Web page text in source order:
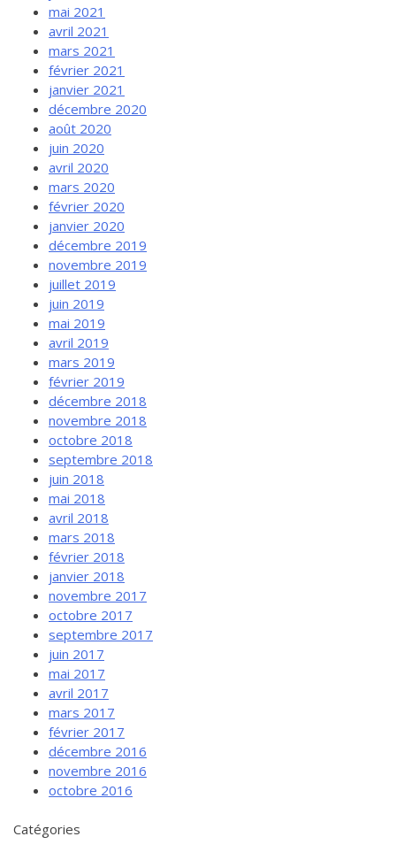
mai 2021
avril 2021
mars 2021
février 2021
janvier 2021
décembre 2020
août 2020
juin 2020
avril 2020
mars 2020
février 2020
janvier 2020
décembre 2019
novembre 2019
juillet 2019
juin 2019
mai 2019
avril 2019
mars 2019
février 2019
décembre 2018
novembre 2018
octobre 2018
septembre 2018
juin 2018
mai 2018
avril 2018
mars 2018
février 2018
janvier 2018
novembre 2017
octobre 2017
septembre 2017
juin 2017
mai 2017
avril 2017
mars 2017
février 2017
décembre 2016
novembre 2016
octobre 2016
Catégories